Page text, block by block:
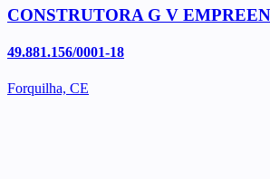
CONSTRUTORA G V
49.881.156/0001-18
Forquilha, CE